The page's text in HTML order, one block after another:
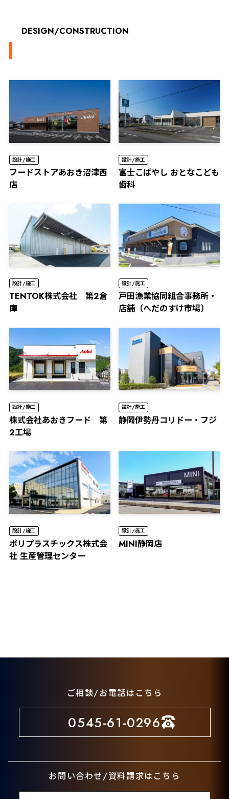
DESIGN/CONSTRUCTION
設計/施工
フードストアあおき沼津西
店
設計/施工
富士こばやし おとなこども
歯科
設計/施工
TENTOK株式会社 第2倉
庫
設計/施工
⼾⽥漁業協同組合事務所・
店舗（へだのすけ市場）
設計/施工
株式会社あおきフード 第
2工場
設計/施工
静岡伊勢丹コリドー・フジ
設計/施工
ポリプラスチックス株式会
社 生産管理センター
設計/施工
MINI静岡店
ご相談/お電話はこちら
0545-61-0296
お問い合わせ/資料請求はこちら